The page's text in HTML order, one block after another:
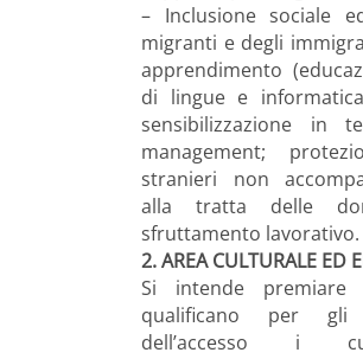
– Inclusione sociale
migranti e degli
apprendimento
di lingue e
sensibilizzazione in
management;
stranieri non
alla tratta delle
sfruttamento lavorativo.
2. AREA CULTURALE ED
Si intende
qualificano per gli
dell’accesso i